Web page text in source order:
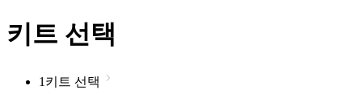
키트 선택
1 키트 선택